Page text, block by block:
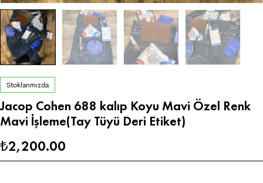
Stoklarımızda
Jacop Cohen 688 kalıp Koyu Mavi Özel Renk
Mavi İşleme(Tay Tüyü Deri Etiket)
₺2,200.00